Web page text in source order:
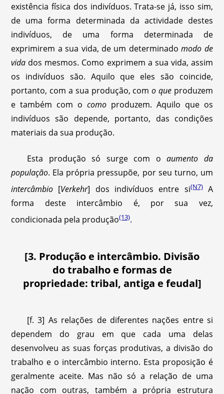
existência física dos indivíduos. Trata-se já, isso sim,
de uma forma determinada da actividade destes
indivíduos, de uma forma determinada de
exprimirem a sua vida, de um determinadomodo de
vida dos mesmos. Como exprimem a sua vida, assim
os indivíduos são. Aquilo que eles são coincide,
portanto, com a sua produção, como que produzem
e também com o como produzem. Aquilo que os
indivíduos são depende, portanto, das condições
materiais da sua produção.
Esta produção só surge com oaumento da
população. Ela própria pressupõe, por seu turno, um
intercâmbio [Verkehr] dos indivíduos entre si(N7) A
forma deste intercâmbio é, por sua vez,
condicionada pela produção(13).
[3. Produção e intercâmbio. Divisão
do trabalho e formas de
propriedade: tribal, antiga e feudal]
[f. 3] As relações de diferentes nações entre si
dependem do grau em que cada uma delas
desenvolveu as suas forças produtivas, a divisão do
trabalho e o intercâmbio interno. Esta proposição é
geralmente aceite. Mas não só a relação de uma
nação com outras, também a própria estrutura